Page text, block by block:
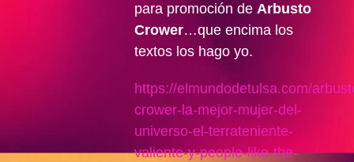
para promoción de Arbusto
Crower…que encima los
textos los hago yo.
https://elmundodetulsa.com/
crower-la-mejor-mujer-del-
universo-el-terrateniente-
valiente-y-people-like-the-